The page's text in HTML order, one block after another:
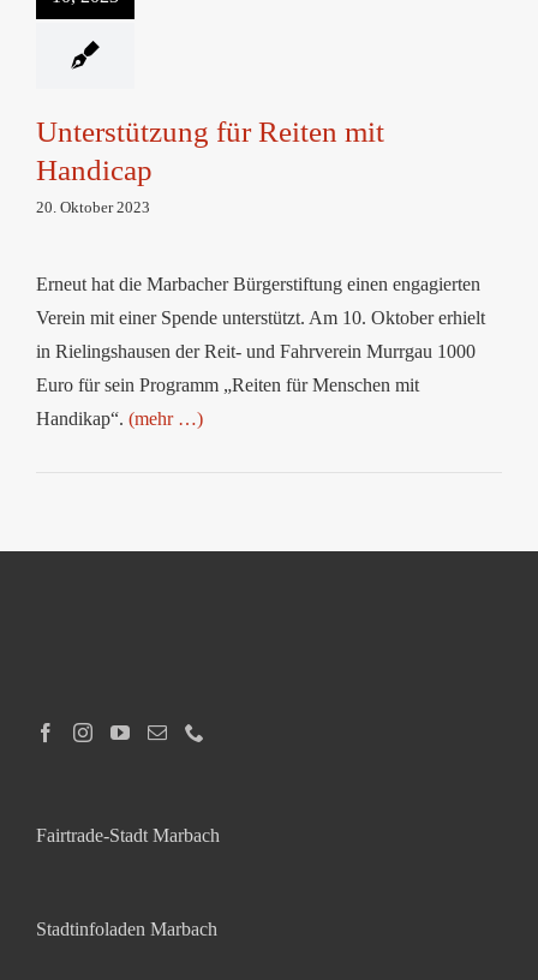
Unterstützung für Reiten mit
Handicap
20. Oktober 2023
Erneut hat die Marbacher Bürgerstiftung einen engagierten
Verein mit einer Spende unterstützt. Am 10. Oktober erhielt
in Rielingshausen der Reit- und Fahrverein Murrgau 1000
Euro für sein Programm „Reiten für Menschen mit
Handikap“. (mehr …)
Fairtrade-Stadt Marbach
Stadtinfoladen Marbach